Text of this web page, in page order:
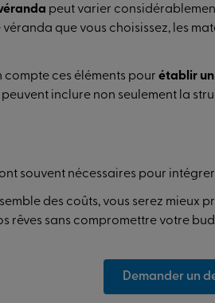
peut varier
que vous choisissez, les
compte ces éléments pourétablir
inclure non seulement la
souvent nécessaires pour
des coûts, vous serez
rêves sans compromettre votre
Demander un